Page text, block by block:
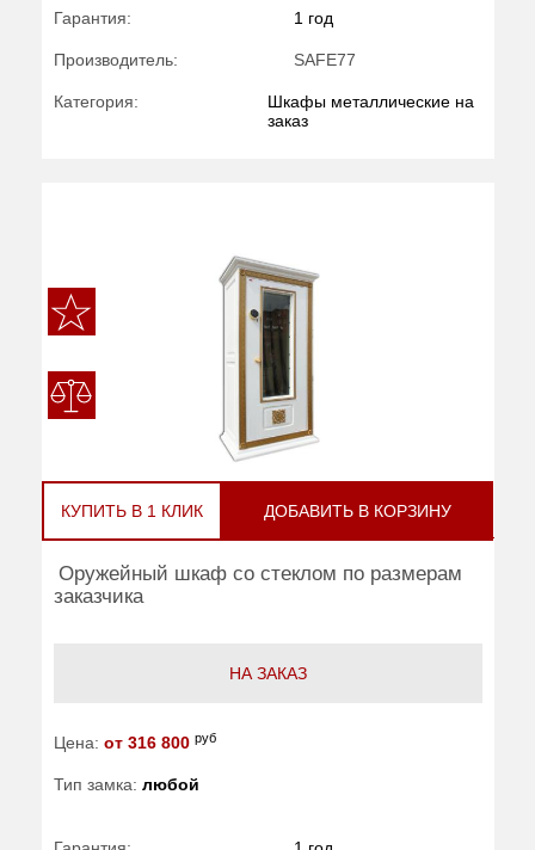
Гарантия: 1 год
Производитель: SAFE77
Категория:
Шкафы металлические на
заказ
КУПИТЬ В 1 КЛИК ДОБАВИТЬ В КОРЗИНУ
Оружейный шкаф со стеклом по размерам
заказчика
НА ЗАКАЗ
Цена: от 316 800 руб
Тип замка: любой